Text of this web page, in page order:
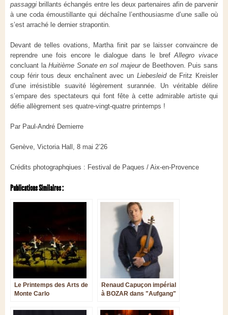
passaggi brillants échangés entre les deux partenaires afin de parvenir
à une coda émoustillante qui déchaîne l’enthousiasme d’une salle où
s’est arraché le dernier strapontin.
Devant de telles ovations, Martha finit par se laisser convaincre de
reprendre une fois encore le dialogue dans le brefAllegro vivace
concluant laHuitième Sonate en sol majeurde Beethoven. Puis sans
coup férir tous deux enchaînent avec un Liebesleidde Fritz Kreisler
d’une irrésistible suavité légèrement surannée. Un véritable délire
s’empare des spectateurs qui font fête à cette admirable artiste qui
défie allègrement ses quatre-vingt-quatre printemps !
Par Paul-André Demierre
Genève, Victoria Hall, 8 mai 2’26
Crédits photographqiues : Festival de Paques / Aix-en-Provence
Publications Similaires :
Le Printemps des Arts de
Monte Carlo
Renaud Capuçon impérial
à BOZAR dans "Aufgang"